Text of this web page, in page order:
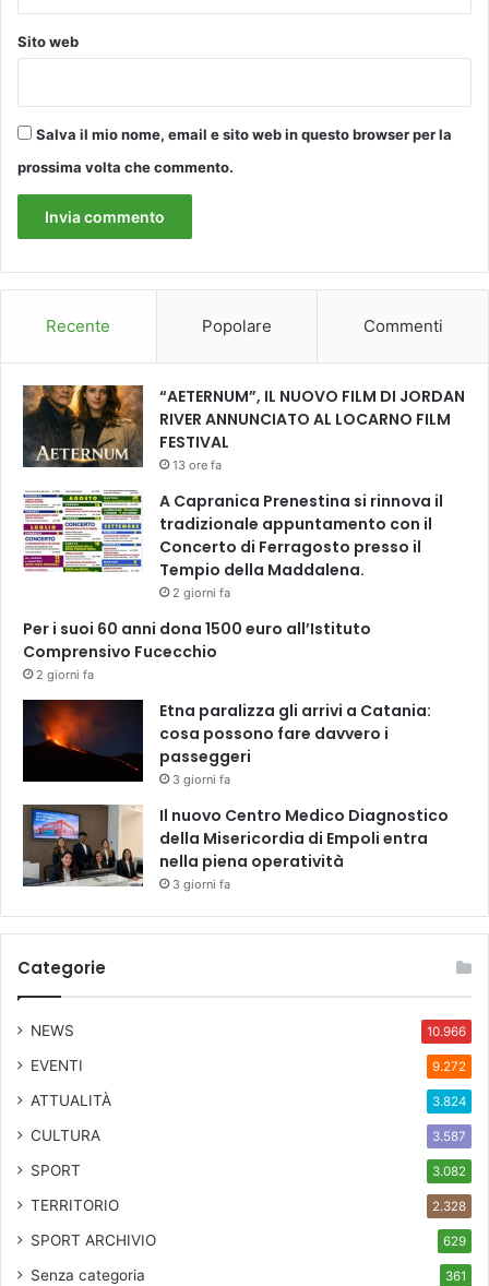
z
a
l
e
o
B
o
n
Sito web
Salva il mio nome, email e sito web in questo browser per la
prossima volta che commento.
Recente Popolare Commenti
“AETERNUM”, IL NUOVO FILM DI JORDAN
RIVER ANNUNCIATO AL LOCARNO FILM
FESTIVAL
13 ore fa
A Capranica Prenestina si rinnova il
tradizionale appuntamento con il
Concerto di Ferragosto presso il
Tempio della Maddalena.
2 giorni fa
Per i suoi 60 anni dona 1500 euro all’Istituto
Comprensivo Fucecchio
2 giorni fa
Etna paralizza gli arrivi a Catania:
cosa possono fare davvero i
passeggeri
3 giorni fa
Il nuovo Centro Medico Diagnostico
della Misericordia di Empoli entra
nella piena operatività
3 giorni fa
Categorie
NEWS 10.966
EVENTI 9.272
ATTUALITÀ 3.824
CULTURA 3.587
SPORT 3.082
TERRITORIO 2.328
SPORT ARCHIVIO 629
Senza categoria 361